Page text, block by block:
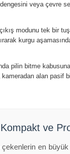
veya çevre
modunu tek bir
kurgu
pilin bitme
alan
ve
en